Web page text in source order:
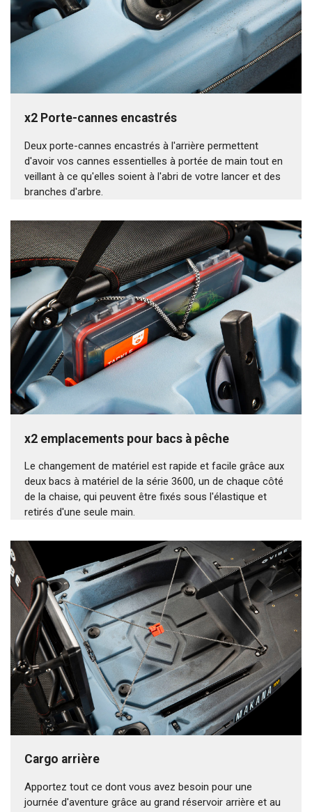
x2 Porte-cannes encastrés
Deux porte-cannes encastrés à l'arrière permettent
d'avoir vos cannes essentielles à portée de main tout en
veillant à ce qu'elles soient à l'abri de votre lancer et des
branches d'arbre.
x2 emplacements pour bacs à pêche
Le changement de matériel est rapide et facile grâce aux
deux bacs à matériel de la série 3600, un de chaque côté
de la chaise, qui peuvent être fixés sous l'élastique et
retirés d'une seule main.
Cargo arrière
Apportez tout ce dont vous avez besoin pour une
journée d'aventure grâce au grand réservoir arrière et au